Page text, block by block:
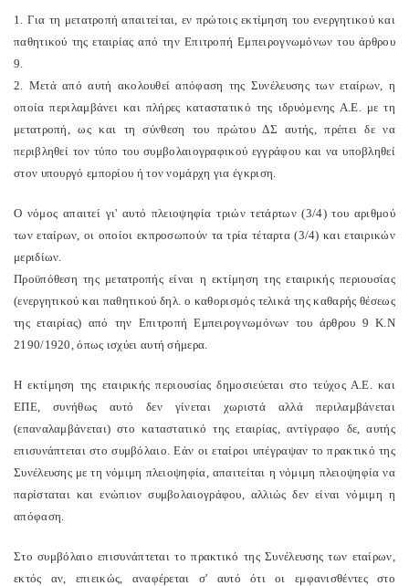
1. Για τη μετατροπή απαιτείται, εν πρώτοις εκτίμηση του ενεργητικού και
παθητικού της εταιρίας από την Επιτροπή Εμπειρογνωμόνων του άρθρου
9.
2. Μετά από αυτή ακολουθεί απόφαση της Συνέλευσης των εταίρων, η
οποία περιλαμβάνει και πλήρες καταστατικό της ιδρυόμενης Α.Ε. με τη
μετατροπή, ως και τη σύνθεση του πρώτου ΔΣ αυτής, πρέπει δε να
περιβληθεί τον τύπο του συμβολαιογραφικού εγγράφου και να υποβληθεί
στον υπουργό εμπορίου ή τον νομάρχη για έγκριση.
Ο νόμος απαιτεί γι' αυτό πλειοψηφία τριών τετάρτων (3/4) του αριθμού
των εταίρων, οι οποίοι εκπροσωπούν τα τρία τέταρτα (3/4) και εταιρικών
μεριδίων.
Προϋπόθεση της μετατροπής είναι η εκτίμηση της εταιρικής περιουσίας
(ενεργητικού και παθητικού δηλ. ο καθορισμός τελικά της καθαρής θέσεως
της εταιρίας) από την Επιτροπή Εμπειρογνωμόνων του άρθρου 9 Κ.Ν
2190/1920, όπως ισχύει αυτή σήμερα.
Η εκτίμηση της εταιρικής περιουσίας δημοσιεύεται στο τεύχος Α.Ε. και
ΕΠΕ, συνήθως αυτό δεν γίνεται χωριστά αλλά περιλαμβάνεται
(επαναλαμβάνεται) στο καταστατικό της εταιρίας, αντίγραφο δε, αυτής
επισυνάπτεται στο συμβόλαιο. Εάν οι εταίροι υπέγραψαν το πρακτικό της
Συνέλευσης με τη νόμιμη πλειοψηφία, απαιτείται η νόμιμη πλειοψηφία να
παρίσταται και ενώπιον συμβολαιογράφου, αλλιώς δεν είναι νόμιμη η
απόφαση.
Στο συμβόλαιο επισυνάπτεται το πρακτικό της Συνέλευσης των εταίρων,
εκτός αν, επιεικώς, αναφέρεται σ' αυτό ότι οι εμφανισθέντες στο